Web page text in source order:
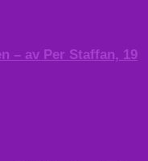
– av Per Staffan, 19